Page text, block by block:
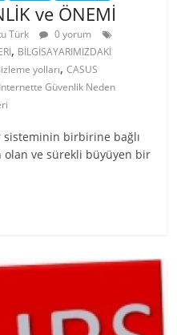
ve ÖNEMİ
Türk
0 yorum
, BİLGİSAYARIMIZDAKİ
yolları,CASUS
İnternette Güvenlik Neden
birbirine bağlı
olan ve sürekli büyüyen bir